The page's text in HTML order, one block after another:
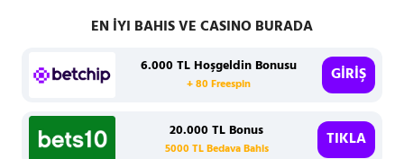
EN İYI BAHIS VE CASINO BURADA
6.000 TL Hoşgeldin Bonusu
+ 80 Freespin GİRİŞ
20.000 TL Bonus
5000 TL Bedava Bahis TIKLA